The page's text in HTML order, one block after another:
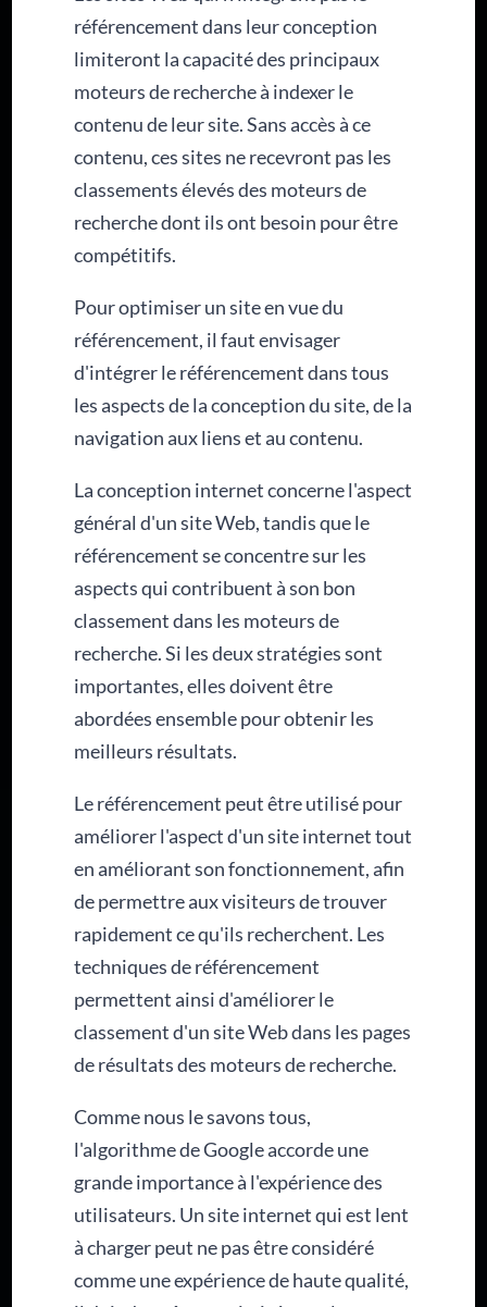
référencement dans leur conception
limiteront la capacité des principaux
moteurs de recherche à indexer le
contenu de leur site. Sans accès à ce
contenu, ces sites ne recevront pas les
classements élevés des moteurs de
recherche dont ils ont besoin pour être
compétitifs.
Pour optimiser un site en vue du
référencement, il faut envisager
d'intégrer le référencement dans tous
les aspects de la conception du site, de la
navigation aux liens et au contenu.
La conception internet concerne l'aspect
général d'un site Web, tandis que le
référencement se concentre sur les
aspects qui contribuent à son bon
classement dans les moteurs de
recherche. Si les deux stratégies sont
importantes, elles doivent être
abordées ensemble pour obtenir les
meilleurs résultats.
Le référencement peut être utilisé pour
améliorer l'aspect d'un site internet tout
en améliorant son fonctionnement, afin
de permettre aux visiteurs de trouver
rapidement ce qu'ils recherchent. Les
techniques de référencement
permettent ainsi d'améliorer le
classement d'un site Web dans les pages
de résultats des moteurs de recherche.
Comme nous le savons tous,
l'algorithme de Google accorde une
grande importance à l'expérience des
utilisateurs. Un site internet qui est lent
à charger peut ne pas être considéré
comme une expérience de haute qualité,